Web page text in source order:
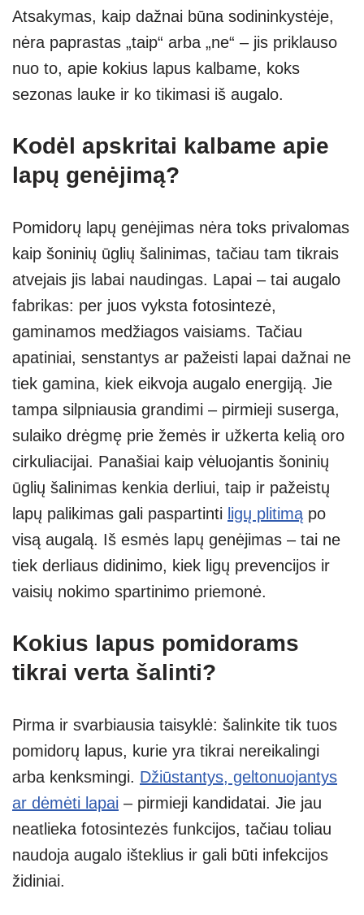
Atsakymas, kaip dažnai būna sodininkystėje,
nėra paprastas „taip“ arba „ne“ – jis priklauso
nuo to, apie kokius lapus kalbame, koks
sezonas lauke ir ko tikimasi iš augalo.
Kodėl apskritai kalbame apie
lapų genėjimą?
Pomidorų lapų genėjimas nėra toks privalomas
kaip šoninių ūglių šalinimas, tačiau tam tikrais
atvejais jis labai naudingas. Lapai – tai augalo
fabrikas: per juos vyksta fotosintezė,
gaminamos medžiagos vaisiams. Tačiau
apatiniai, senstantys ar pažeisti lapai dažnai ne
tiek gamina, kiek eikvoja augalo energiją. Jie
tampa silpniausia grandimi – pirmieji suserga,
sulaiko drėgmę prie žemės ir užkerta kelią oro
cirkuliacijai. Panašiai kaip vėluojantis šoninių
ūglių šalinimas kenkia derliui, taip ir pažeistų
lapų palikimas gali paspartinti ligų plitimą po
visą augalą. Iš esmės lapų genėjimas – tai ne
tiek derliaus didinimo, kiek ligų prevencijos ir
vaisių nokimo spartinimo priemonė.
Kokius lapus pomidorams
tikrai verta šalinti?
Pirma ir svarbiausia taisyklė: šalinkite tik tuos
pomidorų lapus, kurie yra tikrai nereikalingi
arba kenksmingi. Džiūstantys, geltonuojantys
ar dėmėti lapai – pirmieji kandidatai. Jie jau
neatlieka fotosintezės funkcijos, tačiau toliau
naudoja augalo išteklius ir gali būti infekcijos
židiniai.